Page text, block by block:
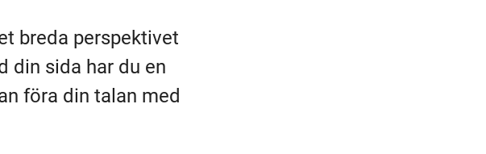
breda perspektivet
din sida har du en
föra din talan med